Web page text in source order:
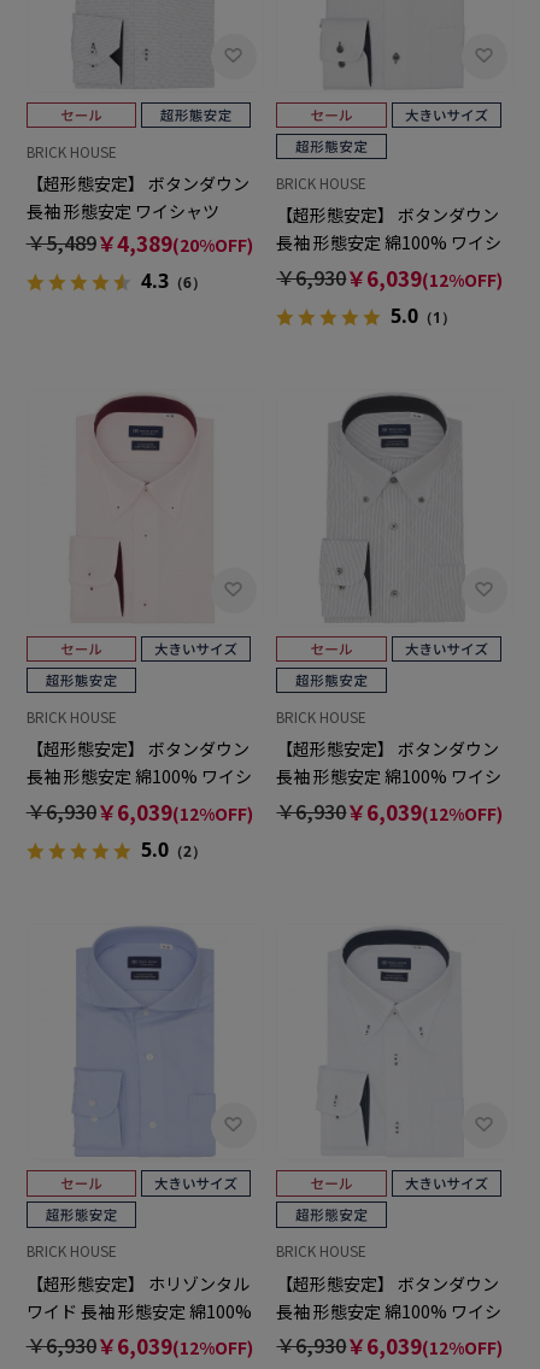
BRICK HOUSE
【超形態安定】 ボタンダウン
長袖 形態安定 ワイシャツ
￥5,489￥4,389(20%OFF)
4.3（6）
BRICK HOUSE
【超形態安定】 ボタンダウン
長袖 形態安定 綿100% ワイシ
ャツ 大きいサイズ
￥6,930￥6,039(12%OFF)
5.0 （1）
BRICK HOUSE
【超形態安定】 ボタンダウン
長袖 形態安定 綿100% ワイシ
ャツ 大きいサイズ
￥6,930￥6,039(12%OFF)
5.0（2）
BRICK HOUSE
【超形態安定】 ボタンダウン
長袖 形態安定 綿100% ワイシ
ャツ 大きいサイズ
￥6,930￥6,039(12%OFF)
BRICK HOUSE
【超形態安定】 ホリゾンタル
ワイド 長袖 形態安定 綿100%
ワイシャツ 大きいサイズ
￥6,930￥6,039(12%OFF)
BRICK HOUSE
【超形態安定】 ボタンダウン
長袖 形態安定 綿100% ワイシ
ャツ 大きいサイズ
￥6,930￥6,039(12%OFF)